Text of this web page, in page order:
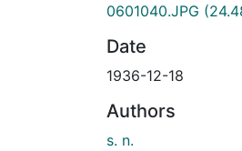
0601040.JPG
Date
1936-12-18
Authors
s. n.